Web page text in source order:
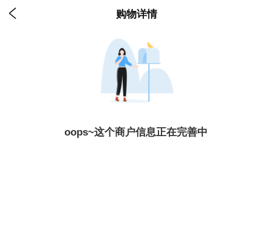
 购物详情
oops~这个商户信息正在完善中